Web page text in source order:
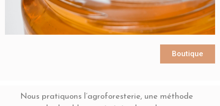
Boutique
Nous pratiquons l’agroforesterie, une méthode